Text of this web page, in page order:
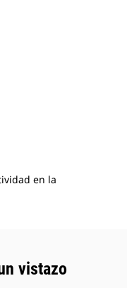
en la
vistazo